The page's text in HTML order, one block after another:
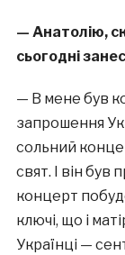
— Анатолію,
сьогодні
— В мене був
запрошення
сольний
свят. І він був
концерт
ключі, що і
Українці —